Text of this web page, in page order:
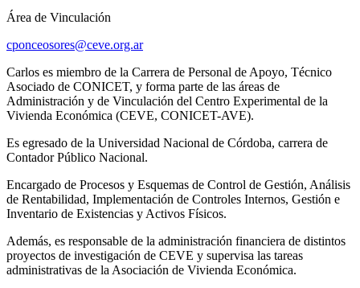
Área de Vinculación
cponceosores@ceve.org.ar
Carlos es miembro de la Carrera de Personal de Apoyo, Técnico
Asociado de CONICET, y forma parte de las áreas de
Administración y de Vinculación del Centro Experimental de la
Vivienda Económica (CEVE, CONICET-AVE).
Es egresado de la Universidad Nacional de Córdoba, carrera de
Contador Público Nacional.
Encargado de Procesos y Esquemas de Control de Gestión, Análisis
de Rentabilidad, Implementación de Controles Internos, Gestión e
Inventario de Existencias y Activos Físicos.
Además, es responsable de la administración financiera de distintos
proyectos de investigación de CEVE y supervisa las tareas
administrativas de la Asociación de Vivienda Económica.